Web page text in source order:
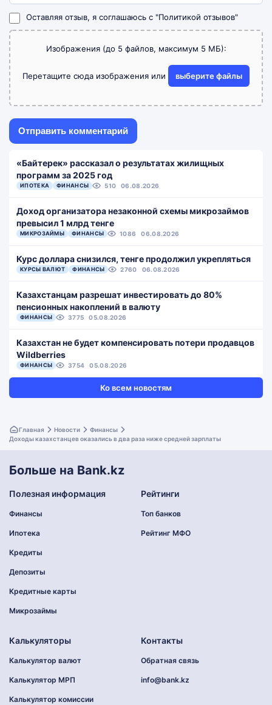
Оставляя отзыв, я соглашаюсь с "Политикой отзывов"
Изображения (до 5 файлов, максимум 5 МБ):
Перетащите сюда изображения или выберите файлы
«Байтерек» рассказал о результатах жилищных
программ за 2025 год
ИПОТЕКА ФИНАНСЫ 510 06.08.2026
Доход организатора незаконной схемы микрозаймов
превысил 1 млрд тенге
МИКРОЗАЙМЫ ФИНАНСЫ 1086 06.08.2026
Курс доллара снизился, тенге продолжил укрепляться
КУРСЫ ВАЛЮТ ФИНАНСЫ 2760 06.08.2026
Казахстанцам разрешат инвестировать до 80%
пенсионных накоплений в валюту
ФИНАНСЫ 3775 05.08.2026
Казахстан не будет компенсировать потери продавцов
Wildberries
ФИНАНСЫ 3754 05.08.2026
Ко всем новостям
Главная Новости
Финансы
Доходы казахстанцев оказались в два раза ниже средней зарплаты
Больше на Bank.kz
Полезная информация
Финансы
Ипотека
Кредиты
Депозиты
Кредитные карты
Микрозаймы
Рейтинги
Топ банков
Рейтинг МФО
Калькуляторы
Калькулятор валют
Калькулятор МРП
Калькулятор комиссии
Контакты
Обратная связь
info@bank.kz